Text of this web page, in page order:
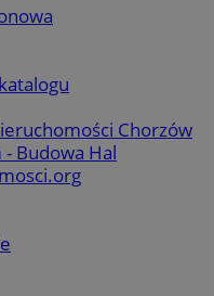
Chorzów
Budowa Hal